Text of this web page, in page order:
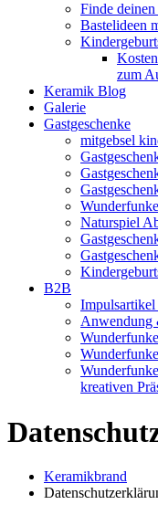
Finde
Bastelideen
zum
Keramik Blog
Galerie
Gastgeschenke
mitgebsel
Naturspiel
B2B
Anwendung
kreativen
Keramikbrand